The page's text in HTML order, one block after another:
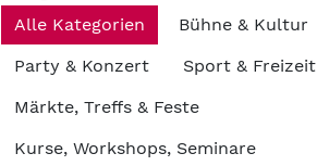
Alle Kategorien
Bühne & Kultur
Party & Konzert
Sport & Freizeit
Märkte, Treffs & Feste
Kurse, Workshops, Seminare